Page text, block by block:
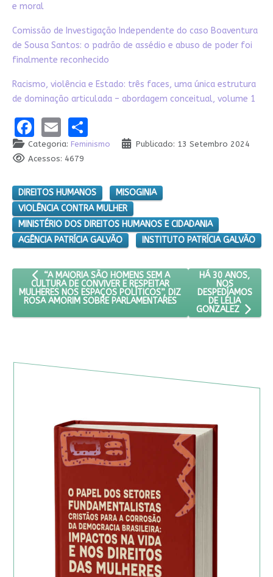
e moral
Comissão de Investigação Independente do caso Boaventura
de Sousa Santos: o padrão de assédio e abuso de poder foi
finalmente reconhecido
Racismo, violência e Estado: três faces, uma única estrutura
de dominação articulada – abordagem conceitual, volume 1
Facebook
EmailShare
Categoria: Feminismo
Publicado: 13 Setembro 2024
Acessos: 4679
DIREITOS HUMANOS
MISOGINIA
VIOLÊNCIA CONTRA MULHER
MINISTÉRIO DOS DIREITOS HUMANOS E CIDADANIA
AGÊNCIA PATRÍCIA GALVÃO
INSTITUTO PATRÍCIA GALVÃO
ARTIGO ANTERIOR: “A MAIORIA SÃO HOMENS SEM A
“A MAIORIA SÃO HOMENS SEM A
CULTURA DE CONVIVER E RESPEITAR
MULHERES NOS ESPAÇOS POLÍTICOS”, DIZ
ROSA AMORIM SOBRE PARLAMENTARES
PRÓXIMO
HÁ 30 ANOS,
NOS
DESPEDÍAMOS
DE LÉLIA
GONZALEZ